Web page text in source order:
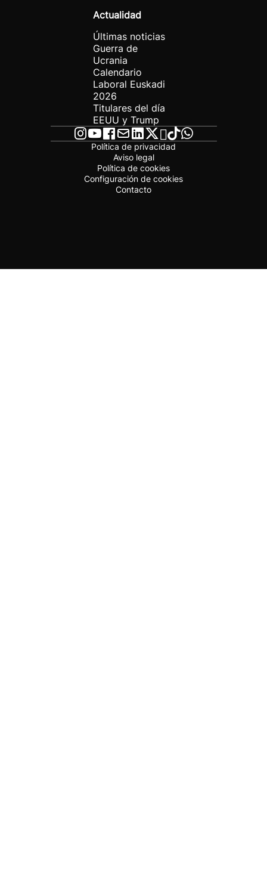
Actualidad
Últimas noticias
Guerra de
Ucrania
Calendario
Laboral Euskadi
2026
Titulares del día
EEUU y Trump
Política de privacidad
Aviso legal
Política de cookies
Configuración de cookies
Contacto